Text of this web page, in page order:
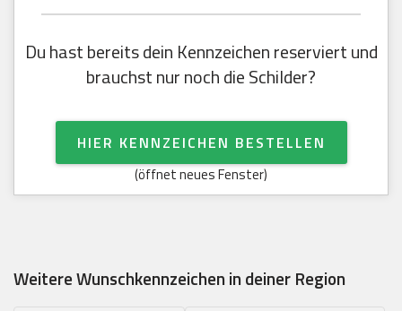
Du hast bereits dein Kennzeichen reserviert und
brauchst nur noch die Schilder?
HIER KENNZEICHEN BESTELLEN
(öffnet neues Fenster)
Weitere Wunschkennzeichen in deiner Region